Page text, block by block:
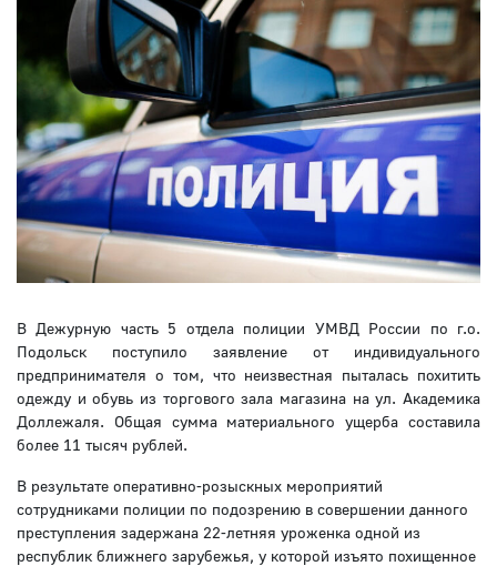
В Дежурную часть 5 отдела полиции УМВД России по г.о.
Подольск поступило заявление от индивидуального
предпринимателя о том, что неизвестная пыталась похитить
одежду и обувь из торгового зала магазина на ул. Академика
Доллежаля. Общая сумма материального ущерба составила
более 11 тысяч рублей.
В результате оперативно-розыскных мероприятий
сотрудниками полиции по подозрению в совершении данного
преступления задержана 22-летняя уроженка одной из
республик ближнего зарубежья, у которой изъято похищенное